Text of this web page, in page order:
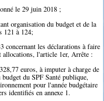
le 29 juin 2018 ;
organisation du budget et de la
121 à 124;
concernant les déclarations à faire
allocations, l'article 1er, Arrête :
euros, à imputer à charge de
du SPF Santé publique,
pour l'année budgétaire
identifiés en annexe 1.